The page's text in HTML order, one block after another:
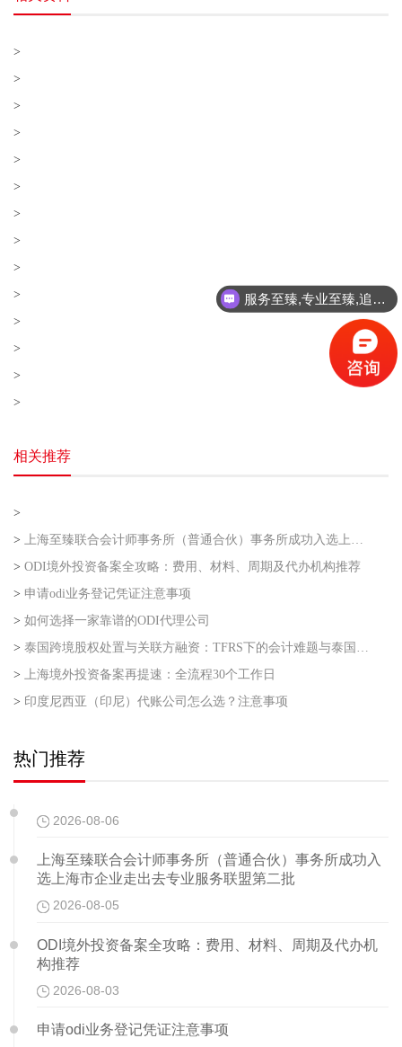
>
>
>
>
>
>
>
>
>
>
>
>
>
>
相关推荐
>
> 上海至臻联合会计师事务所（普通合伙）事务所成功入选上海市企业走出去专业服务联盟第二批
> ODI境外投资备案全攻略：费用、材料、周期及代办机构推荐
> 申请odi业务登记凭证注意事项
> 如何选择一家靠谱的ODI代理公司
> 泰国跨境股权处置与关联方融资：TFRS下的会计难题与泰国利得税的“资本与收益”之争
> 上海境外投资备案再提速：全流程30个工作日
> 印度尼西亚（印尼）代账公司怎么选？注意事项
热门推荐
2026-08-06
上海至臻联合会计师事务所（普通合伙）事务所成功入
选上海市企业走出去专业服务联盟第二批
2026-08-05
ODI境外投资备案全攻略：费用、材料、周期及代办机
构推荐
2026-08-03
申请odi业务登记凭证注意事项
服务至臻,专业至臻,追求至臻!